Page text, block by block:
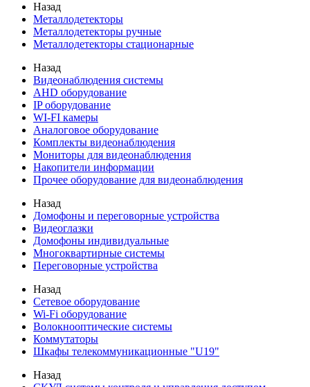
Назад
Металлодетекторы
Металлодетекторы ручные
Металлодетекторы стационарные
Назад
Видеонаблюдения cистемы
AHD оборудование
IP оборудование
WI-FI камеры
Аналоговое оборудование
Комплекты видеонаблюдения
Мониторы для видеонаблюдения
Накопители информации
Прочее оборудование для видеонаблюдения
Назад
Домофоны и переговорные устройства
Видеоглазки
Домофоны индивидуальные
Многоквартирные системы
Переговорные устройства
Назад
Сетевое оборудование
Wi-Fi оборудование
Волокнооптические системы
Коммутаторы
Шкафы телекоммуникационные "U19"
Назад